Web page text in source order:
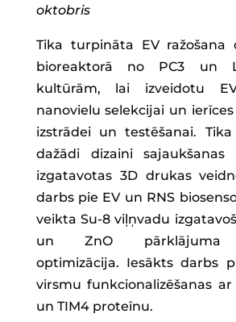
oktobris
Tika turpināta EV ražošana
bioreaktorā no PC3 un
kultūrām, lai izveidotu
nanovielu selekcijai un
izstrādei un testēšanai.
dažādi dizaini
izgatavotas 3D drukas
darbs pie EV un RNS
veikta Su-8 viļņvadu
un ZnO pārklājuma
optimizācija. Iesākts darbs
virsmu funkcionalizēšanas
un TIM4 proteīnu.